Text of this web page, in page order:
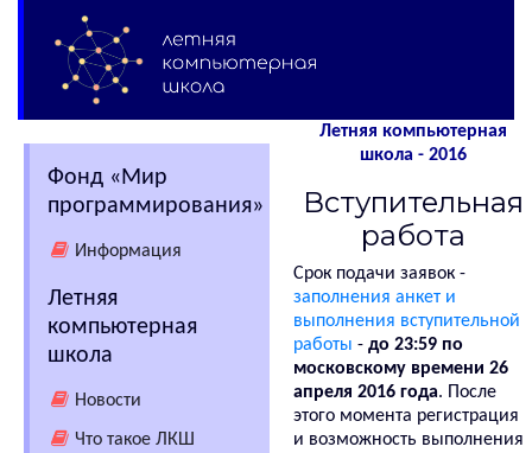
Фонд «Мир
программирования»
Информация
Летняя
компьютерная
школа
Новости
Что такое ЛКШ
Летняя компьютерная
школа - 2016
Вступительная
работа
Срок подачи заявок -
заполнения анкет и
выполнения вступительной
работы - до 23:59 по
московскому времени 26
апреля 2016 года. После
этого момента регистрация
и возможность выполнения